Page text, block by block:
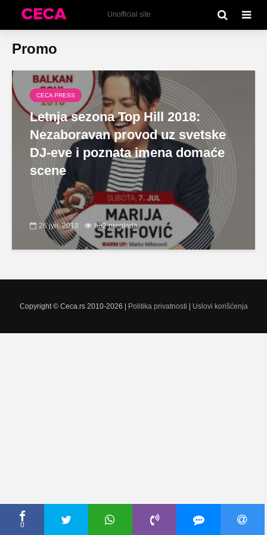
Unofficial site
Promo
CECA PRESS
Letnja sezona Top Hill 2018:
Nezaboravan provod uz svetske
DJ-eve i poznata imena domaće
scene
26 јун, 2018 682 pregleda
Copyright © Ceca.rs 2010-2026 | Politika privatnosti Uslovi korišćenja
0